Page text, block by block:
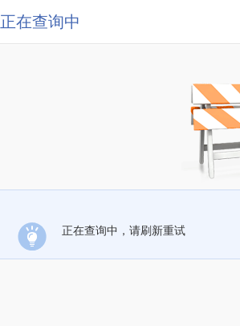
正在查询中
正在查询中，请刷新重试